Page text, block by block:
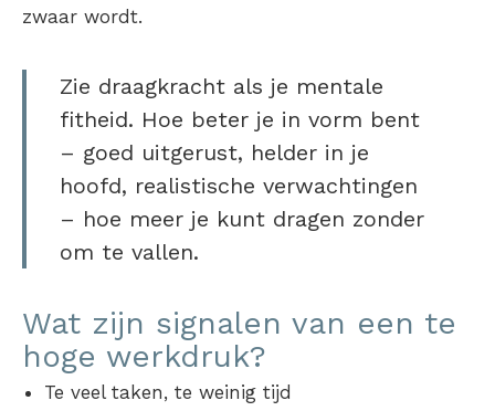
zwaar wordt.
Zie draagkracht als je mentale
fitheid. Hoe beter je in vorm bent
– goed uitgerust, helder in je
hoofd, realistische verwachtingen
– hoe meer je kunt dragen zonder
om te vallen.
Wat zijn signalen van een te
hoge werkdruk?
Te veel taken, te weinig tijd